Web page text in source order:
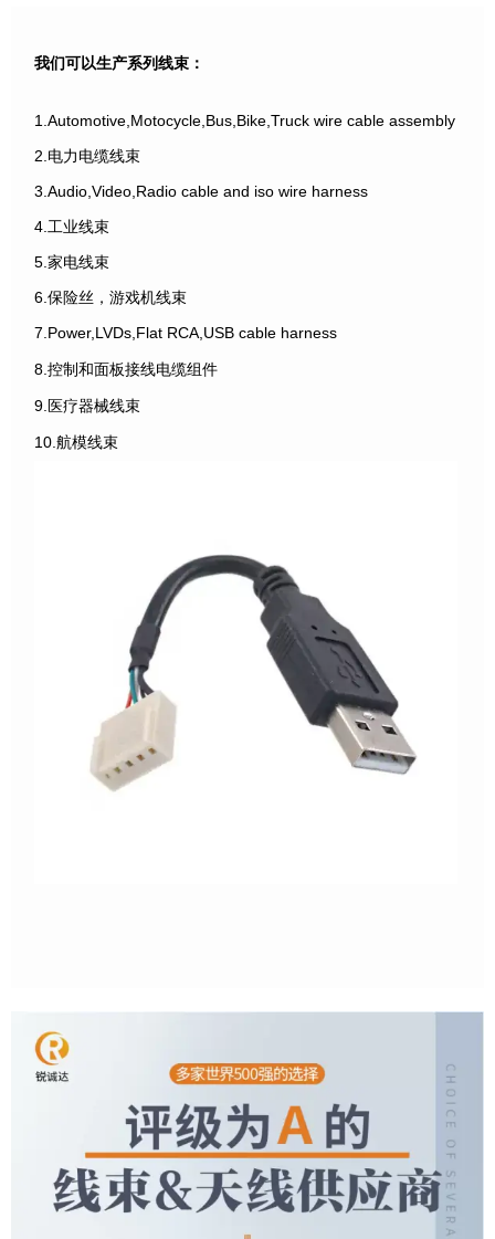
我们可以生产系列线束：
1.Automotive,Motocycle,Bus,Bike,Truck wire cable assembly
2.电力电缆线束
3.Audio,Video,Radio cable and iso wire harness
4.工业线束
5.家电线束
6.保险丝，游戏机线束
7.Power,LVDs,Flat RCA,USB cable harness
8.控制和面板接线电缆组件
9.医疗器械线束
10.航模线束